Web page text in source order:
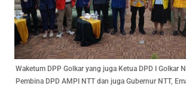
Waketum DPP Golkar yang juga Ketua DPD I Golkar
Pembina DPD AMPI NTT dan juga Gubernur NTT,